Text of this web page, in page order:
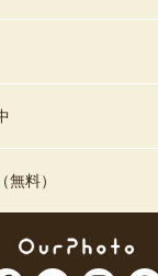
料）